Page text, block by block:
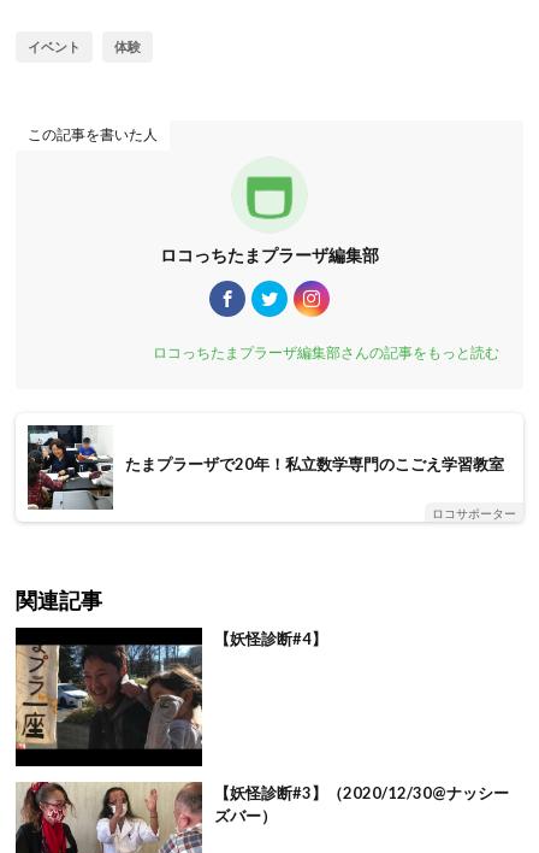
イベント 体験
この記事を書いた人
ロコっちたまプラーザ編集部
ロコっちたまプラーザ編集部さんの記事をもっと読む
たまプラーザで20年！私立数学専門のこごえ学習教室
ロコサポーター
関連記事
【妖怪診断#4】
【妖怪診断#3】（2020/12/30@ナッシー
ズバー）